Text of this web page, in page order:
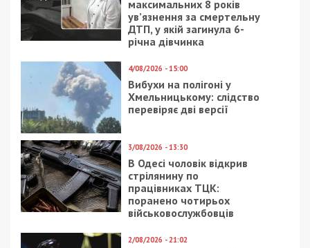
максимальних 8 років
ув’язнення за смертельну
ДТП, у якій загинула 6-
річна дівчинка
4/08/2026 - 15:00
Вибухи на полігоні у
Хмельницькому: слідство
перевіряє дві версії
3/08/2026 - 13:30
В Одесі чоловік відкрив
стрілянину по
працівниках ТЦК:
поранено чотирьох
військовослужбовців
2/08/2026 - 21:02